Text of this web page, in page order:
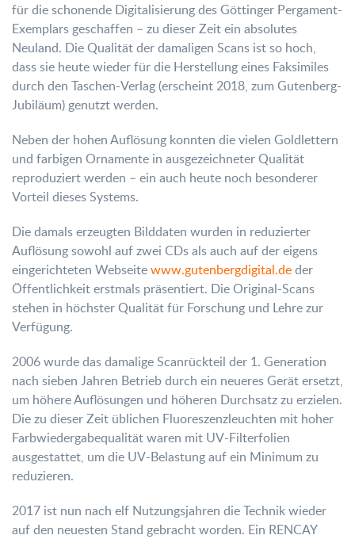
für die schonende Digitalisierung des Göttinger Pergament-
Exemplars geschaffen – zu dieser Zeit ein absolutes
Neuland. Die Qualität der damaligen Scans ist so hoch,
dass sie heute wieder für die Herstellung eines Faksimiles
durch den Taschen-Verlag (erscheint 2018, zum Gutenberg-
Jubiläum) genutzt werden.
Neben der hohen Auflösung konnten die vielen Goldlettern
und farbigen Ornamente in ausgezeichneter Qualität
reproduziert werden – ein auch heute noch besonderer
Vorteil dieses Systems.
Die damals erzeugten Bilddaten wurden in reduzierter
Auflösung sowohl auf zwei CDs als auch auf der eigens
eingerichteten Webseitewww.gutenbergdigital.deder
Öffentlichkeit erstmals präsentiert. Die Original-Scans
stehen in höchster Qualität für Forschung und Lehre zur
Verfügung.
2006 wurde das damalige Scanrückteil der 1. Generation
nach sieben Jahren Betrieb durch ein neueres Gerät ersetzt,
um höhere Auflösungen und höheren Durchsatz zu erzielen.
Die zu dieser Zeit üblichen Fluoreszenzleuchten mit hoher
Farbwiedergabequalität waren mit UV-Filterfolien
ausgestattet, um die UV-Belastung auf ein Minimum zu
reduzieren.
2017 ist nun nach elf Nutzungsjahren die Technik wieder
auf den neuesten Stand gebracht worden. Ein RENCAY